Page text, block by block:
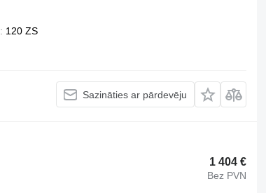
120 ZS
Sazināties ar pārdevēju
1 404 €
Bez PVN